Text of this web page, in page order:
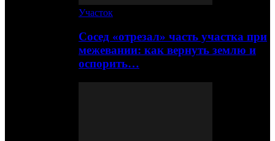
Участок
Сосед «отрезал» часть участка при
межевании: как вернуть землю и
оспорить…